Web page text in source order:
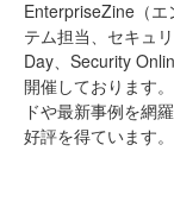
EnterpriseZine（エ
テム担当、セキュ
Day、Security
開催しております
ドや最新事例を網
好評を得ています。